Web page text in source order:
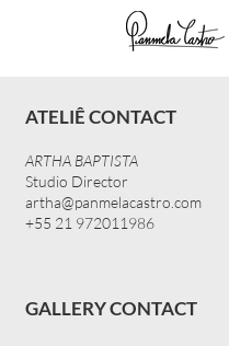
ATELIÊ CONTACT
ARTHA BAPTISTA
Studio Director
artha@panmelacastro.com
+55 21 972011986
GALLERY CONTACT